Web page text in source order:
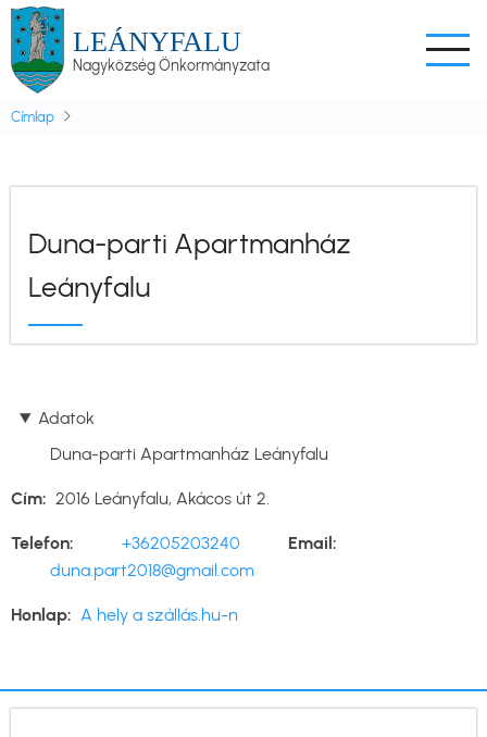
Ugrás
tartalomra
LEÁNYFALU
Nagyközség Önkormányzata
Címlap
Duna-parti Apartmanház
Leányfalu
Adatok
Duna-parti Apartmanház Leányfalu
Cím 2016 Leányfalu, Akácos út 2.
Telefon +36205203240
Email
duna.part2018@gmail.com
Honlap A hely a szállás.hu-n